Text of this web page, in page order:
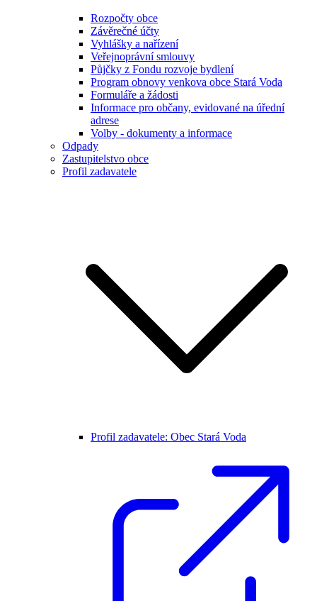
Rozpočty obce
Závěrečné účty
Vyhlášky a nařízení
Veřejnoprávní smlouvy
Půjčky z Fondu rozvoje bydlení
Program obnovy venkova obce Stará Voda
Formuláře a žádosti
Informace pro občany, evidované na úřední
adrese
Volby - dokumenty a informace
Odpady
Zastupitelstvo obce
Profil zadavatele
Profil zadavatele: Obec Stará Voda